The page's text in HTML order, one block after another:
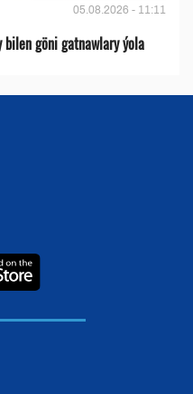
05.08.2026 - 11:11
bilen göni gatnawlary ýola